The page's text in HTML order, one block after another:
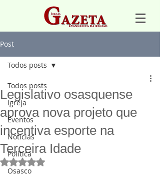
Post
Todos posts
Igreja
Eventos
Notícias
Política
Osasco
Todos posts
Legislativo osasquense
aprova nova projeto que
incentiva esporte na
Terceira Idade
Avaliado com NaN de 5 estrelas.